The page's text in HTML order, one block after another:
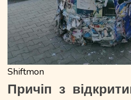
Shiftmon
Причіп з